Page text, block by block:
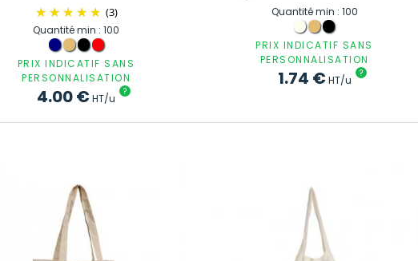
(3)
Quantité min : 100
PRIX INDICATIF SANS
PERSONNALISATION
4.00€HT/u
?
Quantité min : 100
PRIX INDICATIF SANS
PERSONNALISATION
1.74 €HT/u
?